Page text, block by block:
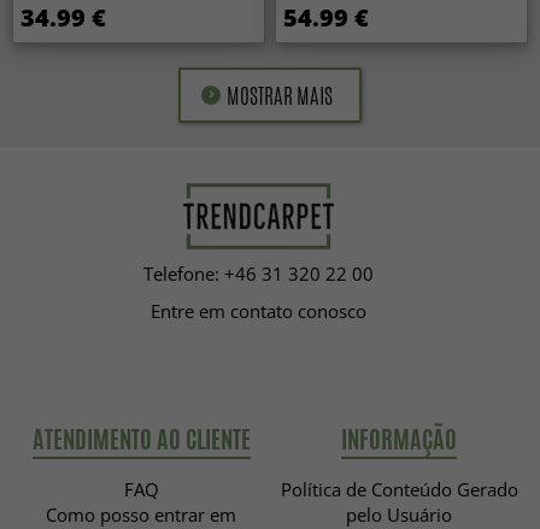
34.99 € 54.99 €
MOSTRAR MAIS
Telefone: +46 31 320 22 00
Entre em contato conosco
ATENDIMENTO AO CLIENTE
FAQ
Como posso entrar em
INFORMAÇÃO
Política de Conteúdo Gerado
pelo Usuário